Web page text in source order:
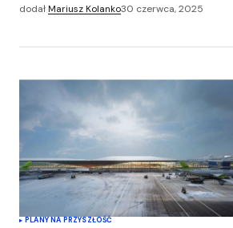
dodałMariusz Kolanko30 czerwca, 2025
PLANY NA PRZYSZŁOŚĆ